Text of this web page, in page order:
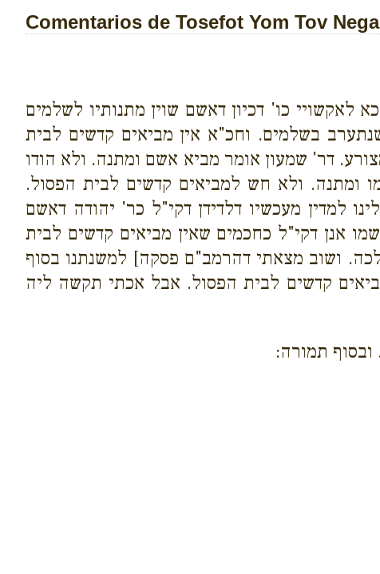
Comentarios de Tosefot Yom Tov
כו' דכיון דאשם שוין מתנותיו לשלמים
בשלמים. וחכ"א אין מביאים קדשים לבית
דר' שמעון אומר מביא אשם ומתנה. ולא הודו
ולא חש למביאים קדשים לבית הפסול.
למדין מעכשיו דלדידן דקי"ל כר' יהודה דאשם
אנן דקי"ל כחכמים שאין מביאים קדשים לבית
ושוב מצאתי דהרמב"ם פסקה] למשנתנו בסוף
קדשים לבית הפסול. אבל אכתי תקשה ליה
ובסוף תמורה: